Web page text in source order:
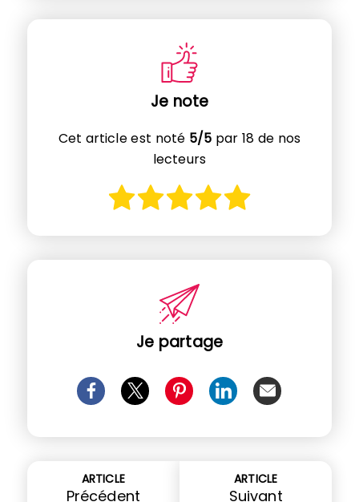
Je note
Cet article est noté 5/5 par 18 de nos
lecteurs
Je partage
ARTICLE
Précédent
ARTICLE
Suivant